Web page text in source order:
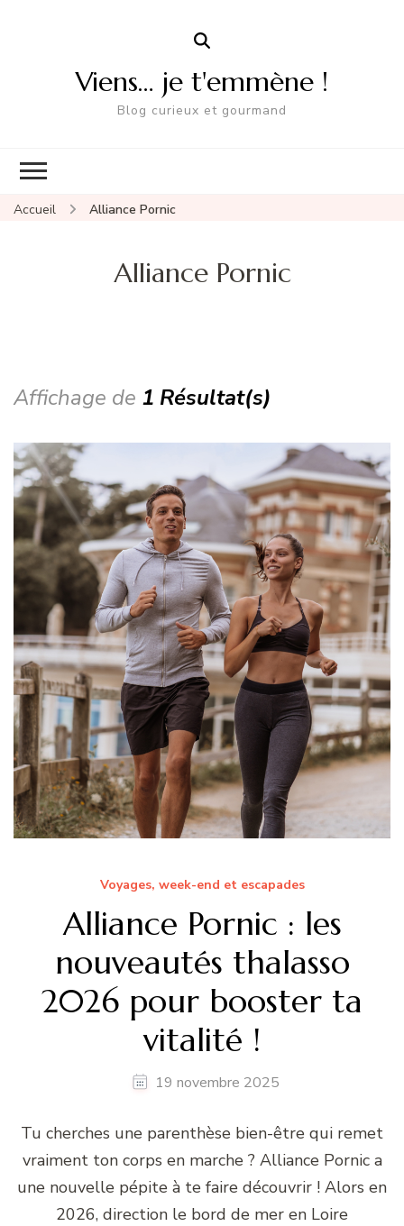
Viens… je t'emmène !
Blog curieux et gourmand
Accueil Alliance Pornic
Alliance Pornic
Affichage de 1 Résultat(s)
Voyages, week-end et escapades
Alliance Pornic : les
nouveautés thalasso
2026 pour booster ta
vitalité !
19 novembre 2025
Tu cherches une parenthèse bien-être qui remet
vraiment ton corps en marche ? Alliance Pornic a
une nouvelle pépite à te faire découvrir ! Alors en
2026, direction le bord de mer en Loire